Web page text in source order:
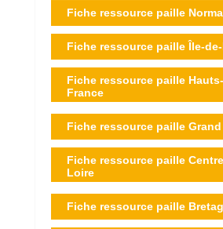
Fiche ressource paille
Fiche ressource paille Île-
Fiche ressource paille
France
Fiche ressource paille
Fiche ressource paille
Loire
Fiche ressource paille